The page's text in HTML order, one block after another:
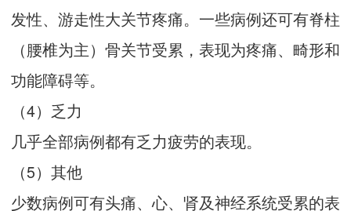
发性、游走性大关节疼痛。一些病例还可有脊柱
（腰椎为主）骨关节受累，表现为疼痛、畸形和
功能障碍等。
（4）乏力
几乎全部病例都有乏力疲劳的表现。
（5）其他
少数病例可有头痛、心、肾及神经系统受累的表